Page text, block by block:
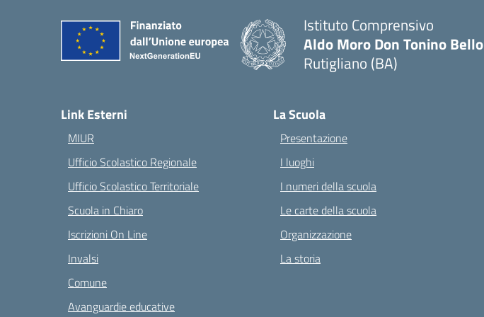
Istituto Comprensivo
Aldo Moro Don Tonino Bello
Rutigliano (BA)
Link Esterni
MIUR
Ufficio Scolastico Regionale
Ufficio Scolastico Territoriale
Scuola in Chiaro
Iscrizioni On Line
Invalsi
Comune
Avanguardie educative
La Scuola
Presentazione
I luoghi
I numeri della scuola
Le carte della scuola
Organizzazione
La storia